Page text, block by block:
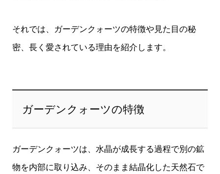
それでは、ガーデンクォーツの特徴や見た目の秘
密、長く愛されている理由を紹介します。
ガーデンクォーツの特徴
ガーデンクォーツは、水晶が成長する過程で別の鉱
物を内部に取り込み、そのまま結晶化した天然石で